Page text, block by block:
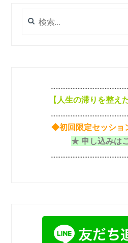
索:
【人生の滞りを整え
◆初回限定セッシ
★ 申し込みは